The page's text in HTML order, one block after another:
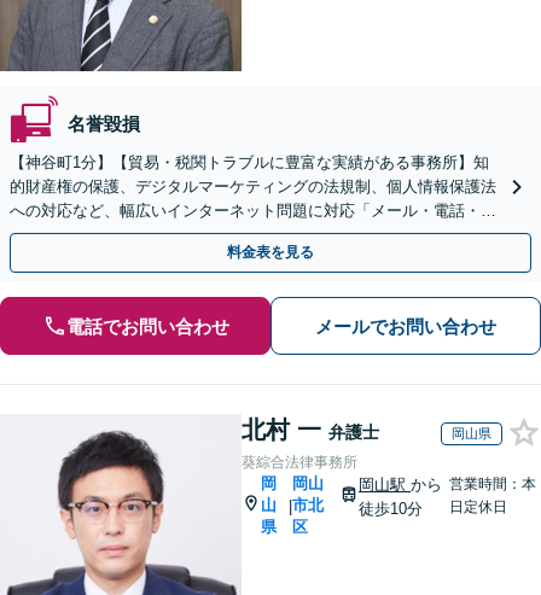
名誉毀損
【神谷町1分】【貿易・税関トラブルに豊富な実績がある事務所】知
的財産権の保護、デジタルマーケティングの法規制、個人情報保護法
への対応など、幅広いインターネット問題に対応「メール・電話・W
EB会議システムを活用した柔軟なコミュニケーション」
料金表を見る
電話でお問い合わせ メールでお問い合わせ
北村 一 弁護士 岡山県
葵綜合法律事務所
岡
山
県
|
岡山
市北
区
岡山駅 から
徒歩10分
営業時間：本
日定休日